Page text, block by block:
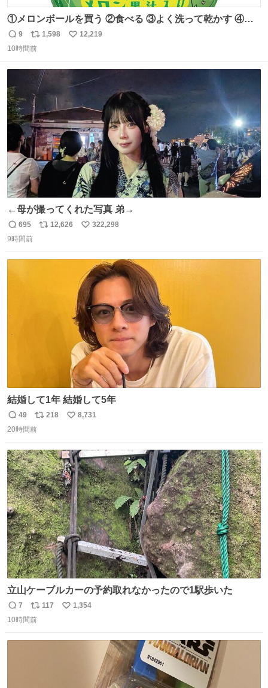
①メロンボールを買う ②食べる ③よく洗って乾かす ④か
わいい
返
信
9
リ
ポ
数
1,598
い
数
12,219
10時間前
←母が撮ってくれた写真 弟→
返
信
695
リ
12,626
い
322,298
9時間前
結婚して1年 結婚して5年
返
信
49
リ
ポ
ト
数
218
い
数
8,731
20時間前
立山ケーブルカーの予約取れなかったので1駅歩いた
返
信
7
リ
ポ
117
い
1,354
10時間前